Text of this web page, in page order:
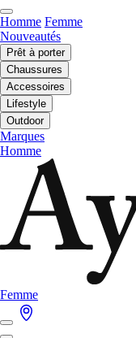
Homme Femme
Nouveautés
Prêt à porter
Chaussures
Accessoires
Lifestyle
Outdoor
Marques
Homme
Femme